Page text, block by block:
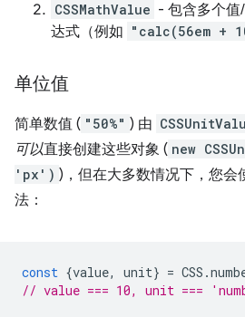
CSSMathValue - 包含多个值
达式（例如 "calc(56em +
单位值
简单数值 ( "50%" ) 由
可以直接创建这些对象 ( new
'px') )，但在大多数情况下，您会
法：
const {value, unit} = CSS .
// value === 10, unit ===